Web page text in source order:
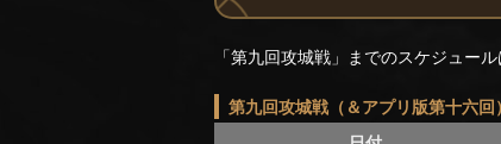
「第九回攻城戦」までのスケジュール
第九回攻城戦（＆アプリ版第十六回